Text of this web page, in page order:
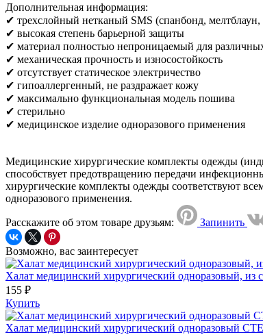
Дополнительная информация:
✔ трехслойный нетканый SMS (спанбонд,
✔ высокая степень барьерной защиты
✔ материал полностью непроницаемый для
✔ механическая прочность и износостойкость
✔ отсутствует статическое электричество
✔ гипоаллергенный, не раздражает кожу
✔ максимально функциональная модель пошива
✔ стерильно
✔ медицинское изделие одноразового применения
Медицинские хирургические комплекты одежды
способствует предотвращению передачи
хирургические комплекты одежды соответствуют
одноразового применения.
Расскажите об этом товаре друзьям: Запинить
Возможно, вас заинтересует
Халат медицинский хирургический одноразовый,
155 ₽
Купить
Халат медицинский хирургический одноразовый